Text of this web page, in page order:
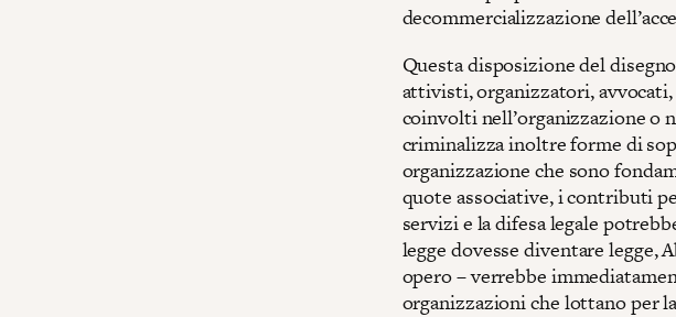
decommercializzazione
Questa disposizione del
attivisti, organizzatori,
coinvolti nell’organizzazione o
criminalizza inoltre forme di
organizzazione che sono
quote associative, i contributi
servizi e la difesa legale
legge dovesse diventare legge,
opero – verrebbe
organizzazioni che lottano per